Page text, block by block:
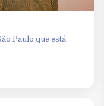
Paulo que está